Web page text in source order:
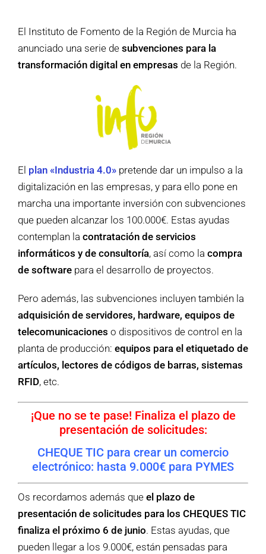
El Instituto de Fomento de la Región de Murcia ha
anunciado una serie de subvenciones para la
transformación digital en empresas de la Región.
El plan «Industria 4.0» pretende dar un impulso a la
digitalización en las empresas, y para ello pone en
marcha una importante inversión con subvenciones
que pueden alcanzar los 100.000€. Estas ayudas
contemplan la contratación de servicios
informáticos y de consultoría, así como la compra
de software para el desarrollo de proyectos.
Pero además, las subvenciones incluyen también la
adquisición de servidores, hardware, equipos de
telecomunicaciones o dispositivos de control en la
planta de producción: equipos para el etiquetado de
artículos, lectores de códigos de barras, sistemas
RFID, etc.
¡Que no se te pase! Finaliza el plazo de
presentación de solicitudes:
CHEQUE TIC para crear un comercio
electrónico: hasta 9.000€ para PYMES
Os recordamos además que el plazo de
presentación de solicitudes para los CHEQUES TIC
finaliza el próximo 6 de junio. Estas ayudas, que
pueden llegar a los 9.000€, están pensadas para